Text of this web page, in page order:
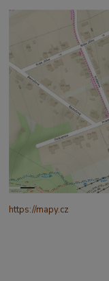
https://mapy.cz